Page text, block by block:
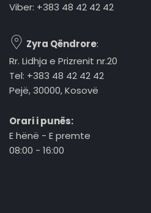
Viber: +383 48 42 42 42
Zyra Qëndrore:
Rr. Lidhja e Prizrenit nr.20
Tel: +383 48 42 42 42
Pejë, 30000, Kosovë
Orari i punës:
E hënë - E premte
08:00 - 16:00